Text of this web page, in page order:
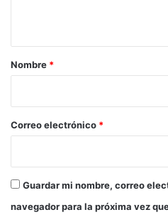
r
*
Nombre *
Correo electrónico *
Guardar mi nombre, correo
navegador para la próxima vez